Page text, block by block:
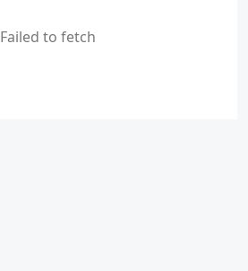
Failed to fetch